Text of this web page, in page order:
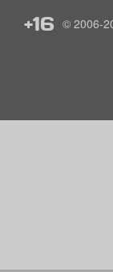
+16 © 2006-